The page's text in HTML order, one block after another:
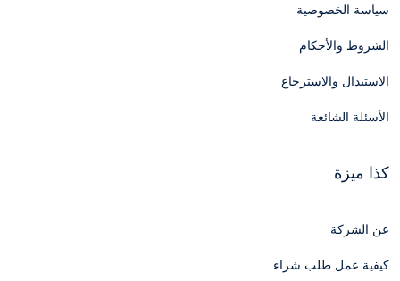
سياسة الخصوصية
الشروط والأحكام
الاستبدال والاسترجاع
الأسئلة الشائعة
كذا ميزة
عن الشركة
كيفية عمل طلب شراء